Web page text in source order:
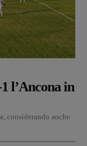
l’Ancona in
considerando anche